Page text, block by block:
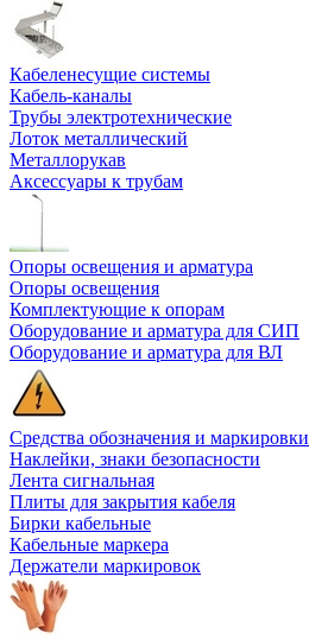
Кабеленесущие системы
Кабель-каналы
Трубы электротехнические
Лоток металлический
Металлорукав
Аксессуары к трубам
Опоры освещения и арматура
Опоры освещения
Комплектующие к опорам
Оборудование и арматура для СИП
Оборудование и арматура для ВЛ
Средства обозначения и маркировки
Наклейки, знаки безопасности
Лента сигнальная
Плиты для закрытия кабеля
Бирки кабельные
Кабельные маркера
Держатели маркировок